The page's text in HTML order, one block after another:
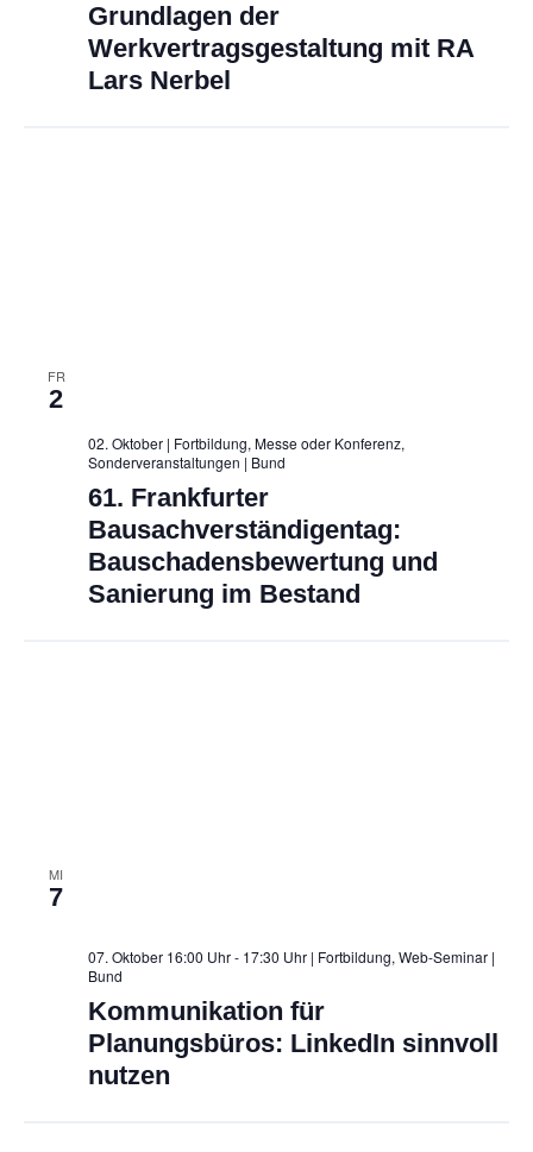
Grundlagen der
Werkvertragsgestaltung mit RA
Lars Nerbel
FR
2
02. Oktober | Fortbildung, Messe oder Konferenz,
Sonderveranstaltungen | Bund
61. Frankfurter
Bausachverständigentag:
Bauschadensbewertung und
Sanierung im Bestand
MI
7
07. Oktober 16:00 Uhr - 17:30 Uhr | Fortbildung, Web-Seminar |
Bund
Kommunikation für
Planungsbüros: LinkedIn sinnvoll
nutzen